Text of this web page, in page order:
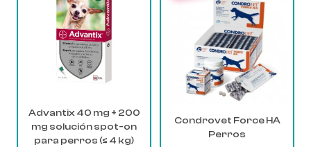
Advantix 40 mg + 200
mg solución spot-on
para perros (≤ 4 kg)
Condrovet Force HA
Perros